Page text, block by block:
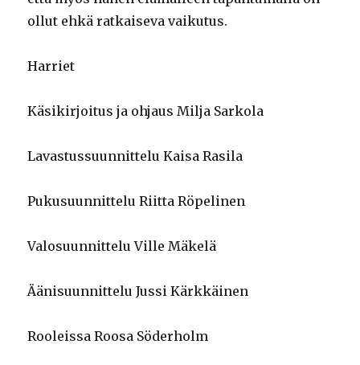
ollut ehkä ratkaiseva vaikutus.
Harriet
Käsikirjoitus ja ohjaus Milja Sarkola
Lavastussuunnittelu Kaisa Rasila
Pukusuunnittelu Riitta Röpelinen
Valosuunnittelu Ville Mäkelä
Äänisuunnittelu Jussi Kärkkäinen
Rooleissa Roosa Söderholm